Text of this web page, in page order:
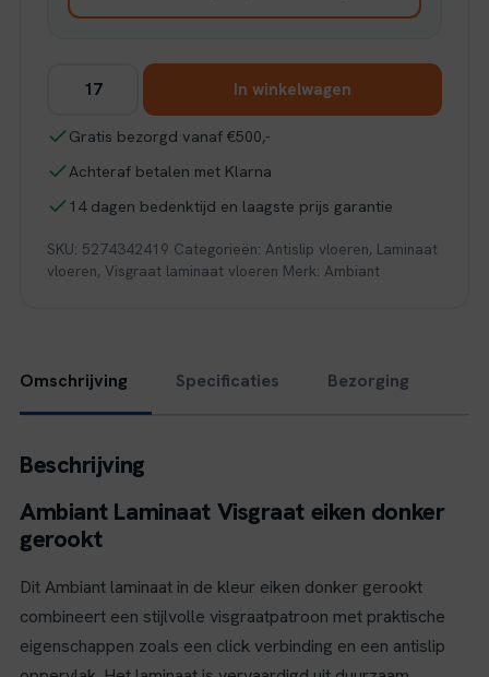
Marquant
eiken
gerookt
aantal
In winkelwagen
Gratis bezorgd vanaf €500,-
Achteraf betalen met Klarna
14 dagen bedenktijd en laagste prijs garantie
SKU: 5274342419 Categorieën: Antislip vloeren, Laminaat
vloeren, Visgraat laminaat vloeren Merk: Ambiant
Omschrijving Specificaties Bezorging
Beschrijving
Ambiant Laminaat Visgraat eiken donker
gerookt
Dit Ambiant laminaat in de kleur eiken donker gerookt
combineert een stijlvolle visgraatpatroon met praktische
eigenschappen zoals een click verbinding en een antislip